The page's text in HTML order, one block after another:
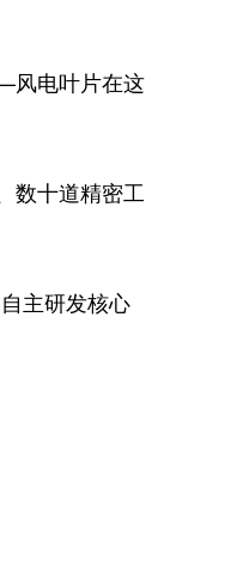
风电叶片在这
数十道精密工
主研发核心